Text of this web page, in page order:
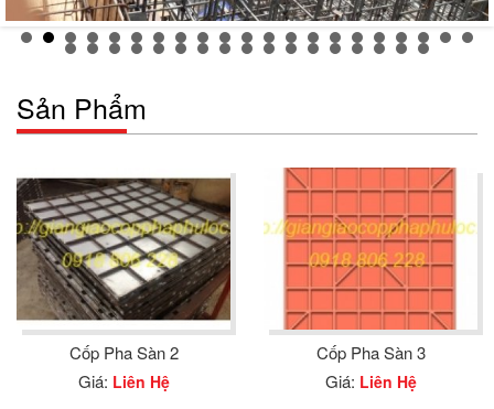
Sản Phẩm
Cốp Pha Sàn 2
Giá: Liên Hệ
Cốp Pha Sàn 3
Giá: Liên Hệ